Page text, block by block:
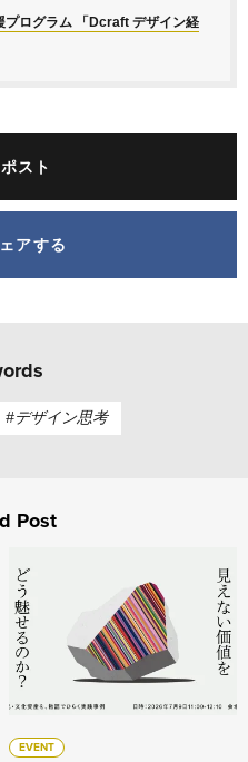
プログラム 「Dcraft デザイン経
ポスト
アする
#デザイン思考
Post
なぜ来ないか"を見抜く入
EVENT